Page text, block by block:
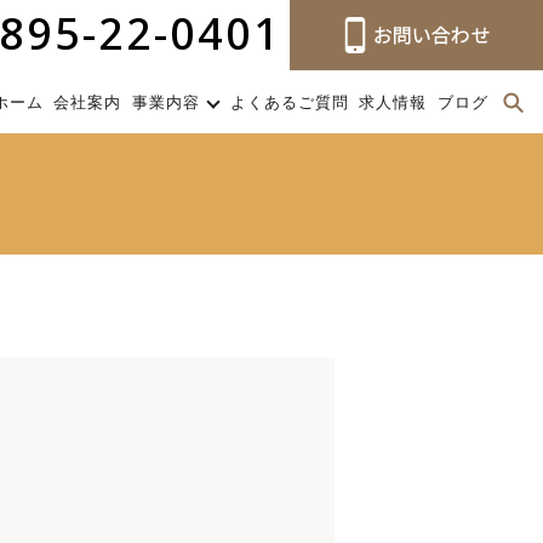
22-0401
ーム 会社案内 事業内容 よくあるご質問 求人情報 ブログ